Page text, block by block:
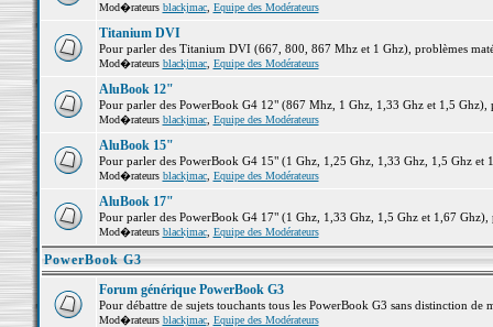
Mod�rateurs blackjmac, Equipe des Modérateurs
Titanium DVI
Pour parler des Titanium DVI (667, 800, 867 Mhz et 1 Ghz), problèmes
Mod�rateurs blackjmac, Equipe des Modérateurs
AluBook 12"
Pour parler des PowerBook G4 12" (867 Mhz, 1 Ghz, 1,33 Ghz et 1,5 Ghz),
Mod�rateurs blackjmac, Equipe des Modérateurs
AluBook 15"
Pour parler des PowerBook G4 15" (1 Ghz, 1,25 Ghz, 1,33 Ghz, 1,5 Ghz et
Mod�rateurs blackjmac, Equipe des Modérateurs
AluBook 17"
Pour parler des PowerBook G4 17" (1 Ghz, 1,33 Ghz, 1,5 Ghz et 1,67 Ghz),
Mod�rateurs blackjmac, Equipe des Modérateurs
PowerBook G3
Forum générique PowerBook G3
Pour débattre de sujets touchants tous les PowerBook G3 sans distinction de
Mod�rateurs blackjmac, Equipe des Modérateurs